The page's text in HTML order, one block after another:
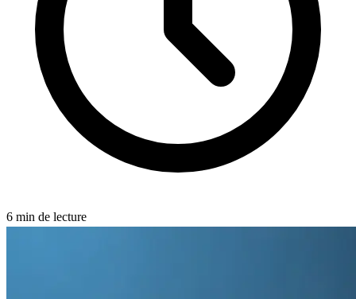
6 min de lecture